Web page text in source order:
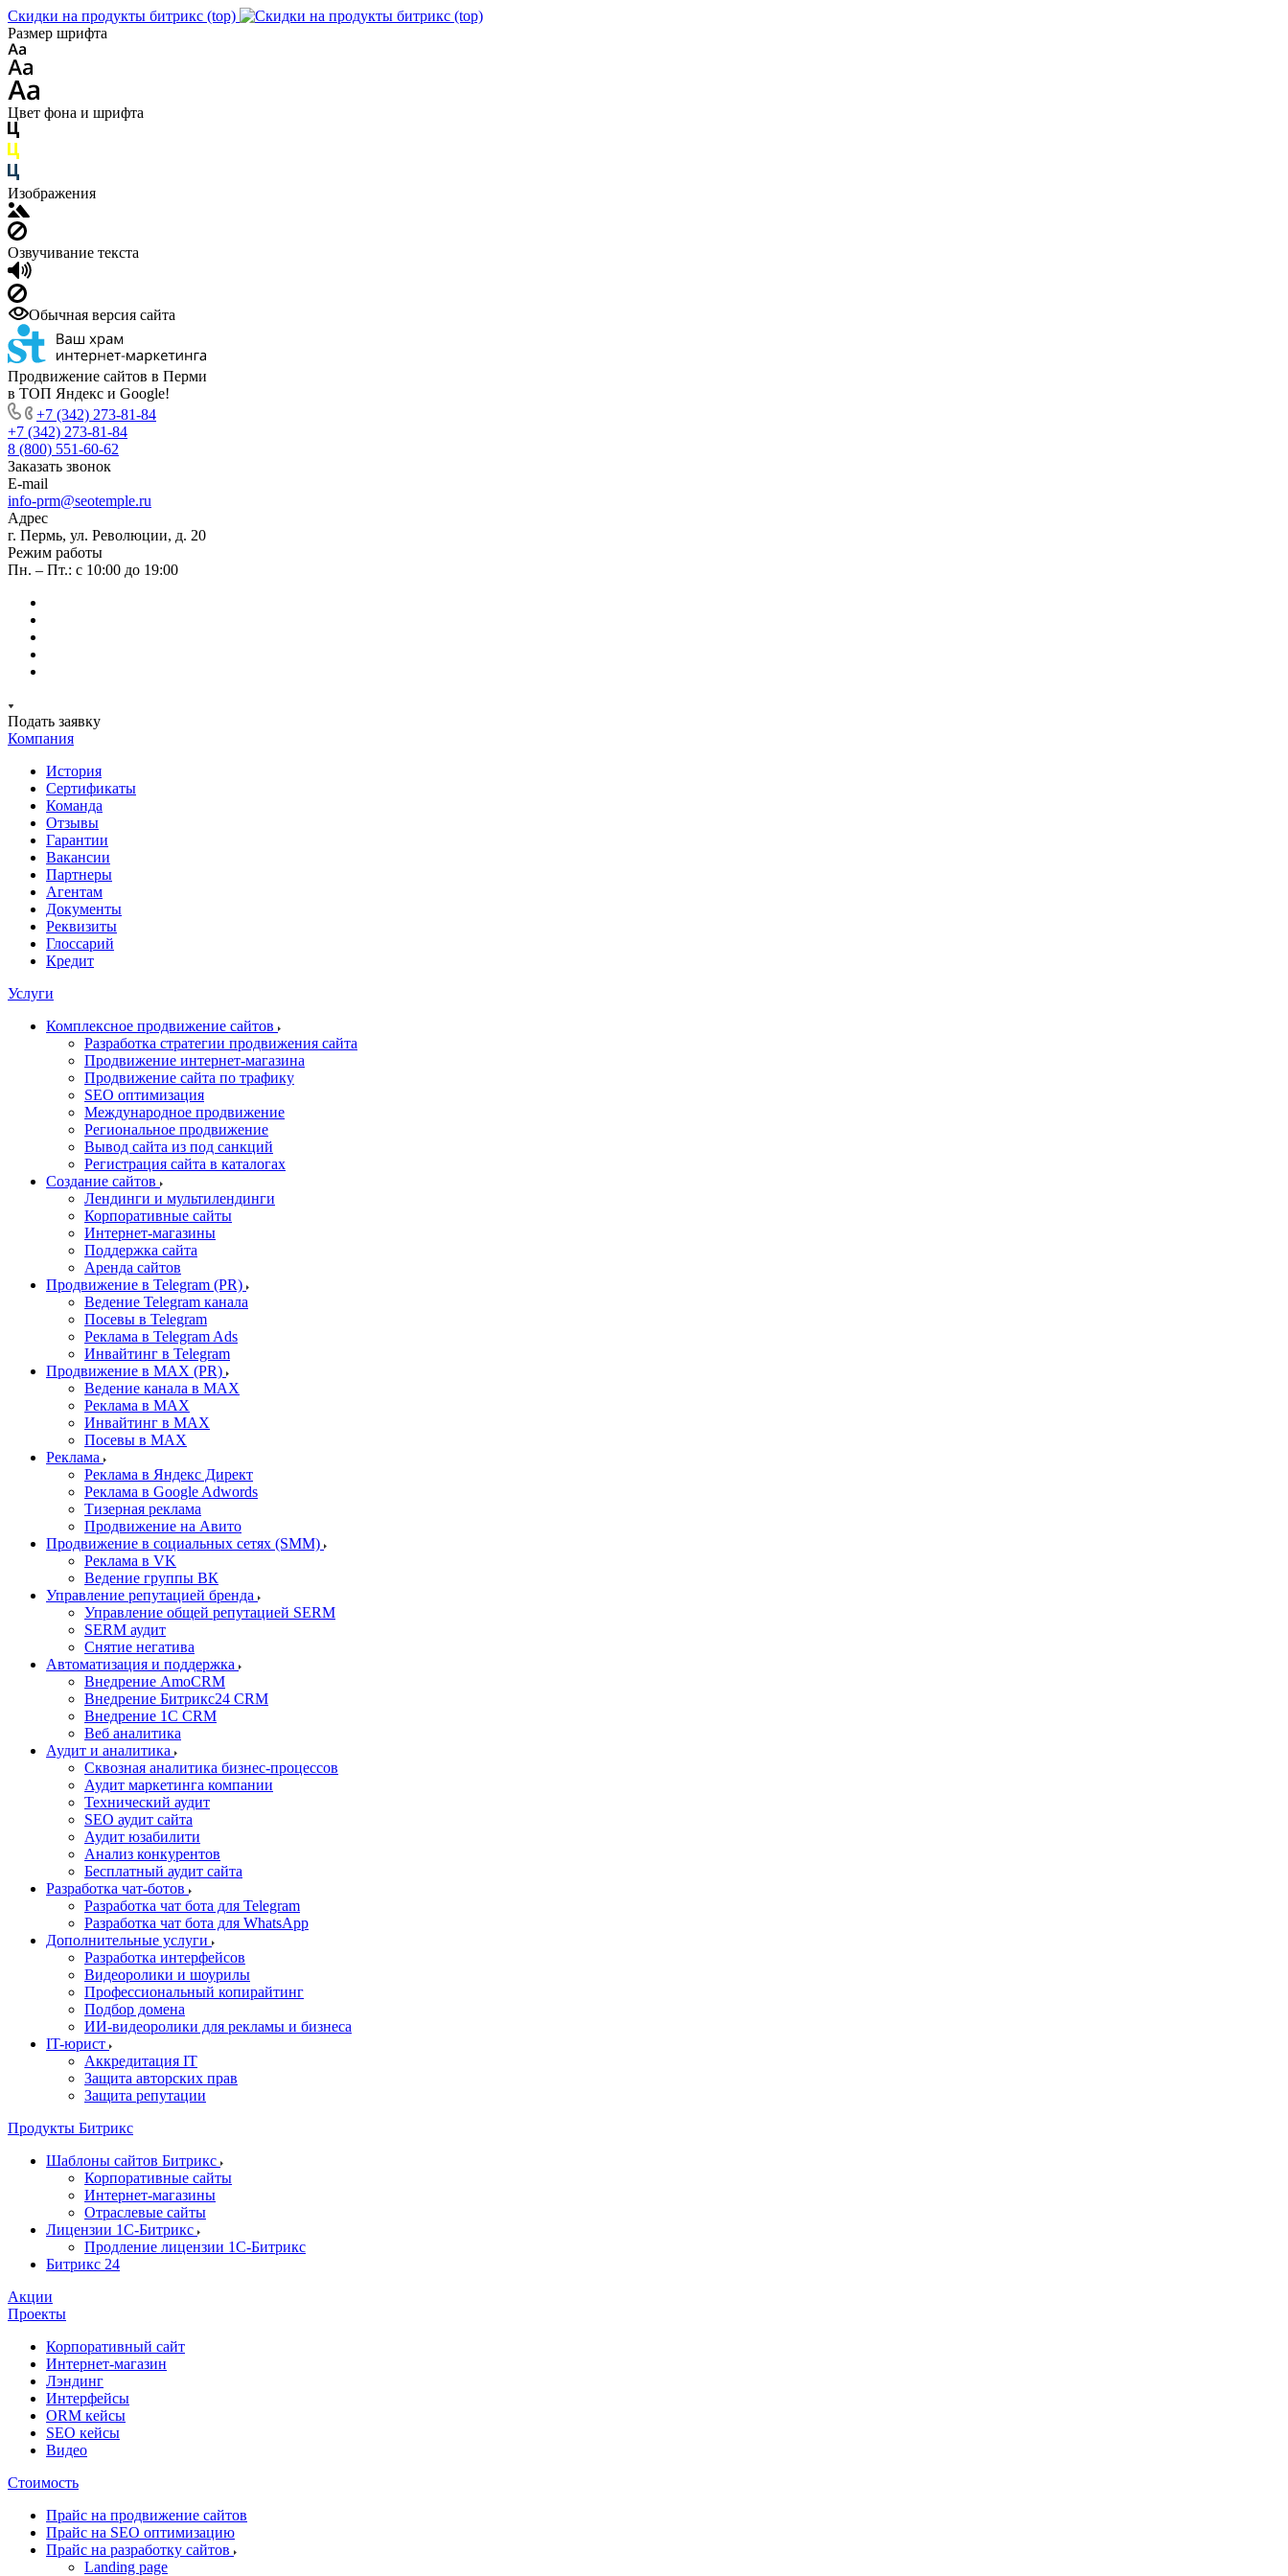
Скидки на продукты битрикс (top)
Размер шрифта
Цвет фона и шрифта
Изображения
Озвучивание текста
Обычная версия сайта
Продвижение сайтов в Перми
в ТОП Яндекс и Google!
+7 (342) 273-81-84
+7 (342) 273-81-84
8 (800) 551-60-62
Заказать звонок
E-mail
info-prm@seotemple.ru
Адрес
г. Пермь, ул. Революции, д. 20
Режим работы
Пн. – Пт.: с 10:00 до 19:00
Подать заявку
Компания
История
Сертификаты
Команда
Отзывы
Гарантии
Вакансии
Партнеры
Агентам
Документы
Реквизиты
Глоссарий
Кредит
Услуги
Комплексное продвижение сайтов
Разработка стратегии продвижения сайта
Продвижение интернет-магазина
Продвижение сайта по трафику
SEO оптимизация
Международное продвижение
Региональное продвижение
Вывод сайта из под санкций
Регистрация сайта в каталогах
Создание сайтов
Лендинги и мультилендинги
Корпоративные сайты
Интернет-магазины
Поддержка сайта
Аренда сайтов
Продвижение в Telegram (PR)
Ведение Telegram канала
Посевы в Telegram
Реклама в Telegram Ads
Инвайтинг в Telegram
Продвижение в MAX (PR)
Ведение канала в MAX
Реклама в MAX
Инвайтинг в MAX
Посевы в MAX
Реклама
Реклама в Яндекс Директ
Реклама в Google Adwords
Тизерная реклама
Продвижение на Авито
Продвижение в социальных сетях (SMM)
Реклама в VK
Ведение группы ВК
Управление репутацией бренда
Управление общей репутацией SERM
SERM аудит
Снятие негатива
Автоматизация и поддержка
Внедрение AmoCRM
Внедрение Битрикс24 CRM
Внедрение 1C CRM
Веб аналитика
Аудит и аналитика
Сквозная аналитика бизнес-процессов
Аудит маркетинга компании
Технический аудит
SEO аудит сайта
Аудит юзабилити
Анализ конкурентов
Бесплатный аудит сайта
Разработка чат-ботов
Разработка чат бота для Telegram
Разработка чат бота для WhatsApp
Дополнительные услуги
Разработка интерфейсов
Видеоролики и шоурилы
Профессиональный копирайтинг
Подбор домена
ИИ-видеоролики для рекламы и бизнеса
IT-юрист
Аккредитация IT
Защита авторских прав
Защита репутации
Продукты Битрикс
Шаблоны сайтов Битрикс
Корпоративные сайты
Интернет-магазины
Отраслевые сайты
Лицензии 1С-Битрикс
Продление лицензии 1С-Битрикс
Битрикс 24
Акции
Проекты
Корпоративный сайт
Интернет-магазин
Лэндинг
Интерфейсы
ORM кейсы
SEO кейсы
Видео
Стоимость
Прайс на продвижение сайтов
Прайс на SEO оптимизацию
Прайс на разработку сайтов
Landing page